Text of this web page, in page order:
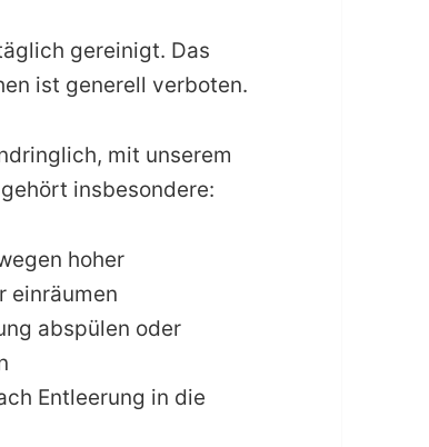
gereinigt. Das
ist generell verboten.
mit unserem
insbesondere:
hoher
einräumen
abspülen oder
Entleerung in die